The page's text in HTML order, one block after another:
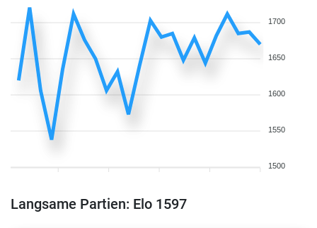
1700
1650
1600
1550
1500
Langsame Partien: Elo 1597